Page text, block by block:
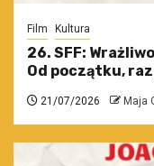
Film Kultura
26. SFF:
Od początku,
21/07/2026 Maja